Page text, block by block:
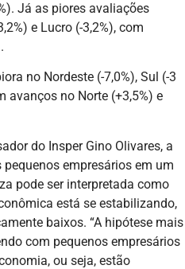
Já as piores avaliações
e Lucro (-3,2%), com
no Nordeste (-7,0%), Sul (-3
avanços no Norte (+3,5%) e
do Insper Gino Olivares, a
empresários em um
pode ser interpretada como
está se estabilizando,
baixos. “A hipótese mais
com pequenos empresários
ou seja, estão